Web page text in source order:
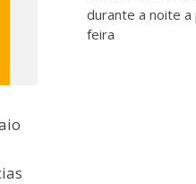
durante a noite
feira